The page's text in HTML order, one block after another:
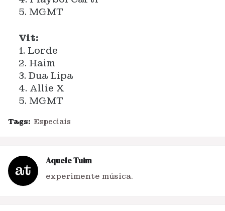
5. MGMT
Vit:
1. Lorde
2. Haim
3. Dua Lipa
4. Allie X
5. MGMT
Tags: Especiais
Aquele Tuim
experimente música.